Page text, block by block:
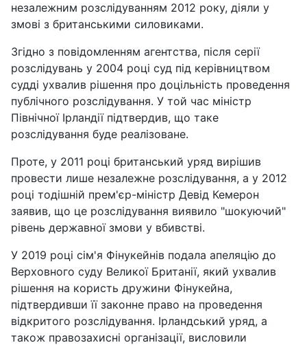
незалежним розслідуванням 2012 року, діяли у
змові з британськими силовиками.
Згідно з повідомленням агентства, після серії
розслідувань у 2004 році суд під керівництвом
судді ухвалив рішення про доцільність проведення
публічного розслідування. У той час міністр
Північної Ірландії підтвердив, що таке
розслідування буде реалізоване.
Проте, у 2011 році британський уряд вирішив
провести лише незалежне розслідування, а у 2012
році тодішній прем'єр-міністр Девід Кемерон
заявив, що це розслідування виявило "шокуючий"
рівень державної змови у вбивстві.
У 2019 році сім'я Фінукейнів подала апеляцію до
Верховного суду Великої Британії, який ухвалив
рішення на користь дружини Фінукейна,
підтвердивши її законне право на проведення
відкритого розслідування. Ірландський уряд, а
також правозахисні організації, висловили